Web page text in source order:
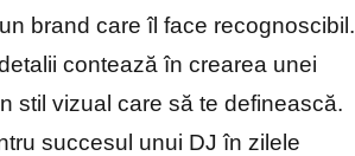
brand care îl face recognoscibil.
contează în crearea unei
stil vizual care să te definească.
succesul unui DJ în zilele